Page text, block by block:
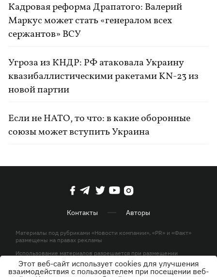
Кадровая реформа Драпатого: Валерий
Маркус может стать «генералом всех
сержантов» ВСУ
Угроза из КНДР: РФ атаковала Украину
квазибаллистическими ракетами KN-23 из
новой партии
Если не НАТО, то что: в какие оборонные
союзы может вступить Украина
Контакты Авторы
Материалы под рубриками «Новости компании», «PR» и «Факт»
размещены на правах рекламы
Использование материалов разрешается при размещении
активной гиперссылки на KP.UA в первом абзаце.
© ООО «ЮЛАВ МЕДИА»,2026. Все права защищены.
Этот веб-сайт использует cookies для улучшения
взаимодействия с пользователем при посещении веб-